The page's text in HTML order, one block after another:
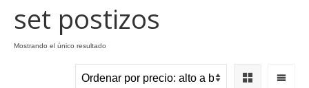
set postizos
Mostrando el único resultado
Cajita verde "Tierra fértil"